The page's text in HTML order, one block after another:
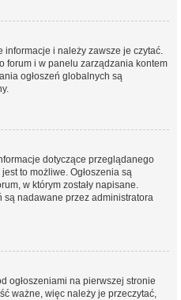
informacje i należy zawsze je czytać.
forum i w panelu zarządzania kontem
ogłoszeń globalnych są
dotyczące przeglądanego
to możliwe. Ogłoszenia są
w którym zostały napisane.
są nadawane przez administratora
ogłoszeniami na pierwszej stronie
ważne, więc należy je przeczytać,